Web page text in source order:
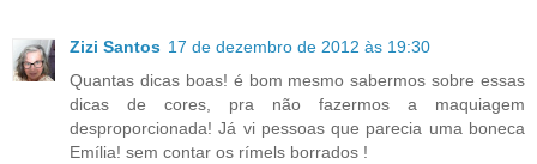
Zizi Santos 17 de dezembro de 2012 às 19:30
Quantas dicas boas! é bom mesmo sabermos sobre essas
dicas de cores, pra não fazermos a maquiagem
desproporcionada! Já vi pessoas que parecia uma boneca
Emília! sem contar os rímels borrados !